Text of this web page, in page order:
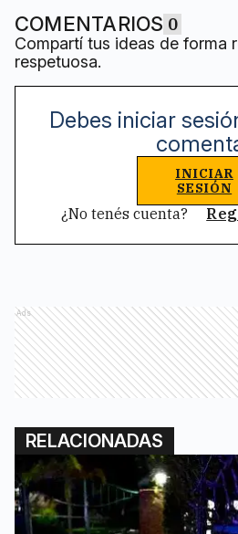
COMENTARIOS 0
Compartí tus ideas de forma
respetuosa.
Debes iniciar
INICIAR
SESIÓN
¿No tenés cuenta?
Ads
RELACIONADAS